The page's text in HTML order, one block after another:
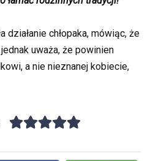
działanie chłopaka, mówiąc, że
uważa, że powinien
a nie nieznanej kobiecie,